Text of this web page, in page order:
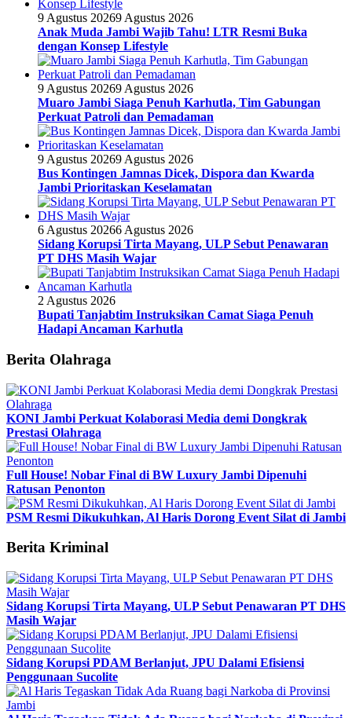
9 Agustus 20269 Agustus 2026
Anak Muda Jambi Wajib Tahu! LTR Resmi Buka
dengan Konsep Lifestyle
9 Agustus 20269 Agustus 2026
Muaro Jambi Siaga Penuh Karhutla, Tim Gabungan
Perkuat Patroli dan Pemadaman
9 Agustus 20269 Agustus 2026
Bus Kontingen Jamnas Dicek, Dispora dan Kwarda
Jambi Prioritaskan Keselamatan
6 Agustus 20266 Agustus 2026
Sidang Korupsi Tirta Mayang, ULP Sebut Penawaran
PT DHS Masih Wajar
2 Agustus 2026
Bupati Tanjabtim Instruksikan Camat Siaga Penuh
Hadapi Ancaman Karhutla
Berita Olahraga
KONI Jambi Perkuat Kolaborasi Media demi Dongkrak
Prestasi Olahraga
Full House! Nobar Final di BW Luxury Jambi Dipenuhi
Ratusan Penonton
PSM Resmi Dikukuhkan, Al Haris Dorong Event Silat di Jambi
Berita Kriminal
Sidang Korupsi Tirta Mayang, ULP Sebut Penawaran PT DHS
Masih Wajar
Sidang Korupsi PDAM Berlanjut, JPU Dalami Efisiensi
Penggunaan Sucolite